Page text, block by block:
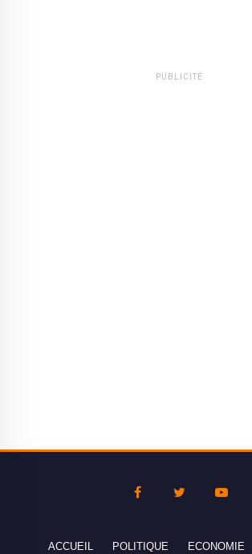
PUBLICITÉ
ACCUEIL POLITIQUE ECONOMIE